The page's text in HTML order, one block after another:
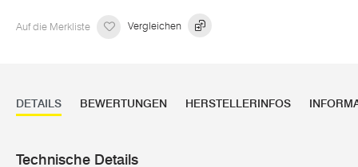
Auf die Merkliste Vergleichen
DETAILS BEWERTUNGEN HERSTELLERINFOS
Technische Details